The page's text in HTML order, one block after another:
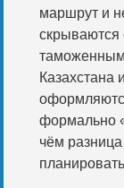
маршрут и
Казахстана
формально
чём